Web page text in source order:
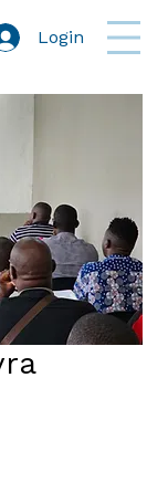
Login